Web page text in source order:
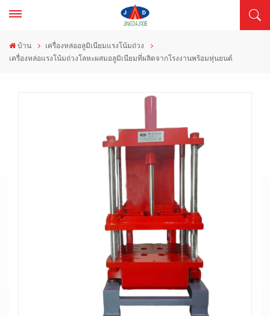
บ้าน
เครื่องหล่ออลูมิเนียมแรงโน้มถ่วง
เครื่องหล่อแรงโน้มถ่วงโลหะผสมอลูมิเนียมที่ผลิตจากโรงงานพร้อมหุ่นยนต์